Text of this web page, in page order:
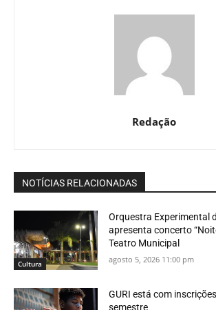
Redação
NOTÍCIAS RELACIONADAS
Cultura
Orquestra Experimental
apresenta concerto
Teatro Municipal
agosto 5, 2026 11:00 pm
GURI está com
semestre